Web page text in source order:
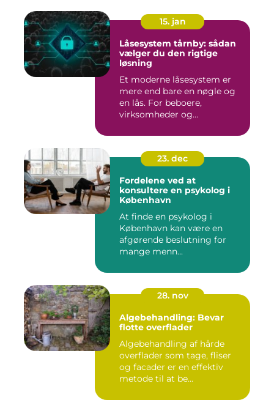
15. jan
Låsesystem tårnby: sådan
vælger du den rigtige
løsning
Et moderne låsesystem er
mere end bare en nøgle og
en lås. For beboere,
virksomheder og
23. dec
Fordelene ved at
konsultere en psykolog i
København
At finde en psykolog i
København kan være en
afgørende beslutning for
mange menn...
28. nov
Algebehandling: Bevar
flotte overflader
Algebehandling af hårde
overflader som tage, fliser
og facader er en effektiv
metode til at be...